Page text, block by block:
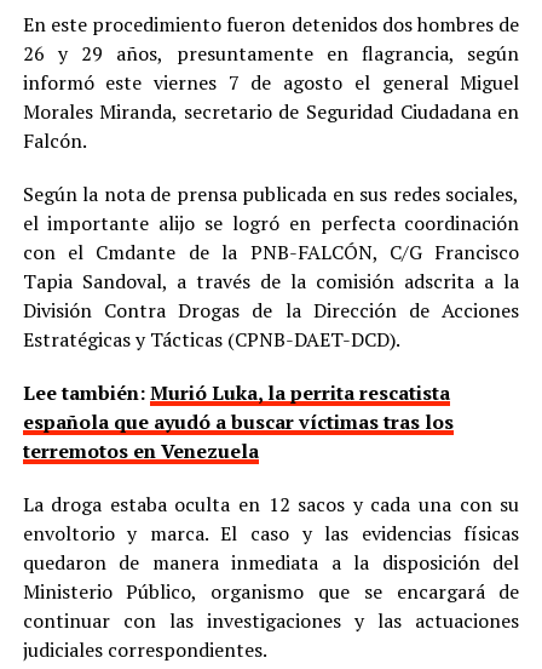
En este procedimiento fueron detenidos dos hombres de
26 y 29 años, presuntamente en flagrancia, según
informó este viernes 7 de agosto el general Miguel
Morales Miranda, secretario de Seguridad Ciudadana en
Falcón.
Según la nota de prensa publicada en sus redes sociales,
el importante alijo se logró en perfecta coordinación
con el Cmdante de la PNB-FALCÓN, C/G Francisco
Tapia Sandoval, a través de la comisión adscrita a la
División Contra Drogas de la Dirección de Acciones
Estratégicas y Tácticas (CPNB-DAET-DCD).
Lee también:Murió Luka, la perrita rescatista
española que ayudó a buscar víctimas tras los
terremotos en Venezuela
La droga estaba oculta en 12 sacos y cada una con su
envoltorio y marca. El caso y las evidencias físicas
quedaron de manera inmediata a la disposición del
Ministerio Público, organismo que se encargará de
continuar con las investigaciones y las actuaciones
judiciales correspondientes.